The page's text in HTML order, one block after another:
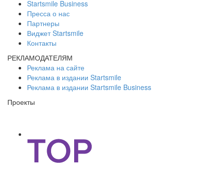
Startsmile Business
Пресса о нас
Партнеры
Виджет Startsmile
Контакты
РЕКЛАМОДАТЕЛЯМ
Реклама на сайте
Реклама в издании Startsmile
Реклама в издании Startsmile Business
Проекты